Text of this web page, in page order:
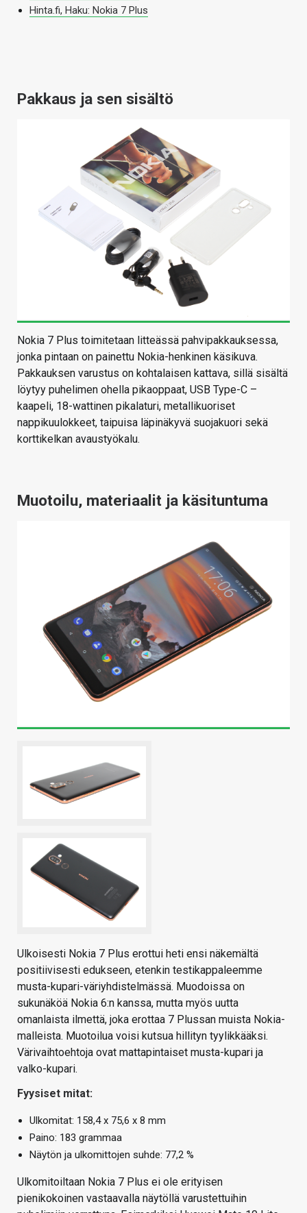
Hinta.fi, Haku: Nokia 7 Plus
Pakkaus ja sen sisältö
Nokia 7 Plus toimitetaan litteässä pahvipakkauksessa,
jonka pintaan on painettu Nokia-henkinen käsikuva.
Pakkauksen varustus on kohtalaisen kattava, sillä sisältä
löytyy puhelimen ohella pikaoppaat, USB Type-C –
kaapeli, 18-wattinen pikalaturi, metallikuoriset
nappikuulokkeet, taipuisa läpinäkyvä suojakuori sekä
korttikelkan avaustyökalu.
Muotoilu, materiaalit ja käsituntuma
Ulkoisesti Nokia 7 Plus erottui heti ensi näkemältä
positiivisesti edukseen, etenkin testikappaleemme
musta-kupari-väriyhdistelmässä. Muodoissa on
sukunäköä Nokia 6:n kanssa, mutta myös uutta
omanlaista ilmettä, joka erottaa 7 Plussan muista Nokia-
malleista. Muotoilua voisi kutsua hillityn tyylikkääksi.
Värivaihtoehtoja ovat mattapintaiset musta-kupari ja
valko-kupari.
Fyysiset mitat:
Ulkomitat: 158,4 x 75,6 x 8 mm
Paino: 183 grammaa
Näytön ja ulkomittojen suhde: 77,2 %
Ulkomitoiltaan Nokia 7 Plus ei ole erityisen
pienikokoinen vastaavalla näytöllä varustettuihin